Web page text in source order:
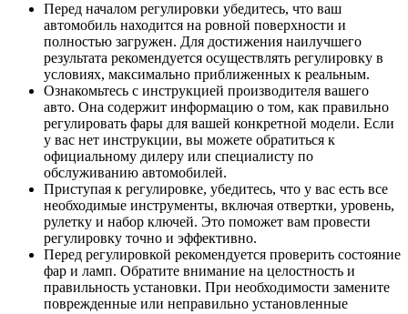
Перед началом регулировки убедитесь, что ваш
автомобиль находится на ровной поверхности и
полностью загружен. Для достижения наилучшего
результата рекомендуется осуществлять регулировку в
условиях, максимально приближенных к реальным.
Ознакомьтесь с инструкцией производителя вашего
авто. Она содержит информацию о том, как правильно
регулировать фары для вашей конкретной модели. Если
у вас нет инструкции, вы можете обратиться к
официальному дилеру или специалисту по
обслуживанию автомобилей.
Приступая к регулировке, убедитесь, что у вас есть все
необходимые инструменты, включая отвертки, уровень,
рулетку и набор ключей. Это поможет вам провести
регулировку точно и эффективно.
Перед регулировкой рекомендуется проверить состояние
фар и ламп. Обратите внимание на целостность и
правильность установки. При необходимости замените
поврежденные или неправильно установленные